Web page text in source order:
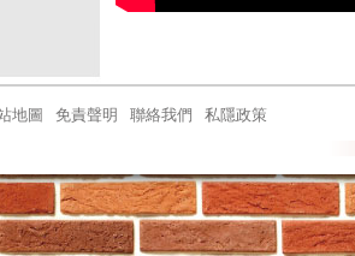
地圖 免責聲明 聯絡我們 私隱政策